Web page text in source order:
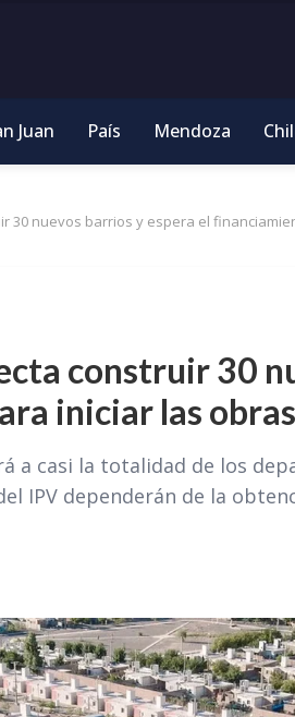
Juan País Mendoza
30 nuevos barrios y espera el
construir 30
iniciar las obras
a casi la totalidad de los
IPV dependerán de la